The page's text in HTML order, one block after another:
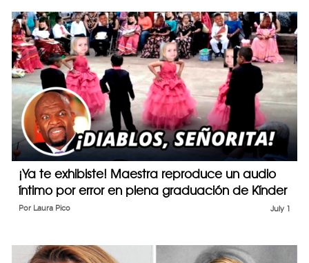
¡Ya te exhibiste! Maestra reproduce un audio
íntimo por error en plena graduación de Kínder
July 1
Por Laura Pico